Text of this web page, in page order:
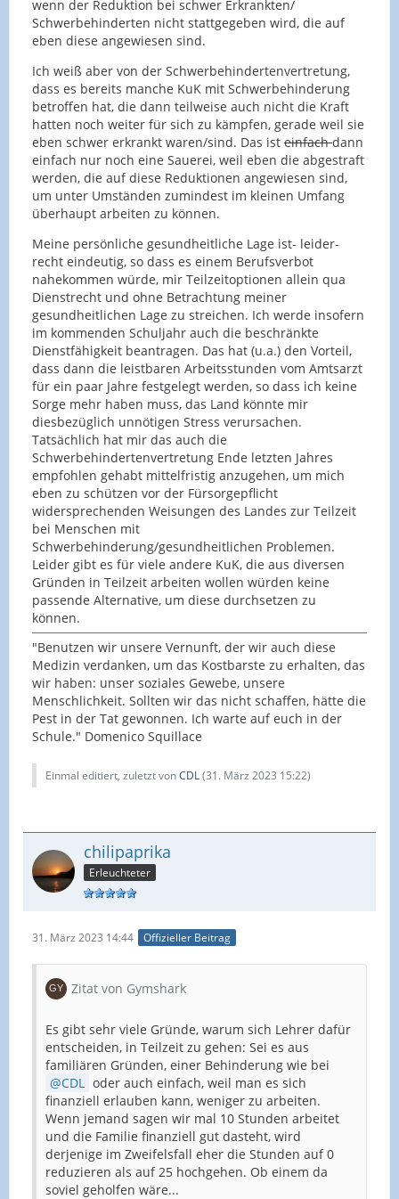
wenn der Reduktion bei schwer Erkrankten/
Schwerbehinderten nicht stattgegeben wird, die auf
eben diese angewiesen sind.
Ich weiß aber von der Schwerbehindertenvertretung,
dass es bereits manche KuK mit Schwerbehinderung
betroffen hat, die dann teilweise auch nicht die Kraft
hatten noch weiter für sich zu kämpfen, gerade weil sie
eben schwer erkrankt waren/sind. Das ist einfachdann
einfach nur noch eine Sauerei, weil eben die abgestraft
werden, die auf diese Reduktionen angewiesen sind,
um unter Umständen zumindest im kleinen Umfang
überhaupt arbeiten zu können.
Meine persönliche gesundheitliche Lage ist- leider-
recht eindeutig, so dass es einem Berufsverbot
nahekommen würde, mir Teilzeitoptionen allein qua
Dienstrecht und ohne Betrachtung meiner
gesundheitlichen Lage zu streichen. Ich werde insofern
im kommenden Schuljahr auch die beschränkte
Dienstfähigkeit beantragen. Das hat (u.a.) den Vorteil,
dass dann die leistbaren Arbeitsstunden vom Amtsarzt
für ein paar Jahre festgelegt werden, so dass ich keine
Sorge mehr haben muss, das Land könnte mir
diesbezüglich unnötigen Stress verursachen.
Tatsächlich hat mir das auch die
Schwerbehindertenvertretung Ende letzten Jahres
empfohlen gehabt mittelfristig anzugehen, um mich
eben zu schützen vor der Fürsorgepflicht
widersprechenden Weisungen des Landes zur Teilzeit
bei Menschen mit
Schwerbehinderung/gesundheitlichen Problemen.
Leider gibt es für viele andere KuK, die aus diversen
Gründen in Teilzeit arbeiten wollen würden keine
passende Alternative, um diese durchsetzen zu
können.
"Benutzen wir unsere Vernunft, der wir auch diese
Medizin verdanken, um das Kostbarste zu erhalten, das
wir haben: unser soziales Gewebe, unsere
Menschlichkeit. Sollten wir das nicht schaffen, hätte die
Pest in der Tat gewonnen. Ich warte auf euch in der
Schule." Domenico Squillace
Einmal editiert, zuletzt vonCDL(31. März 2023 15:22)
chilipaprika
Erleuchteter
31. März 2023 14:44 Offizieller Beitrag
Zitat von Gymshark
Es gibt sehr viele Gründe, warum sich Lehrer dafür
entscheiden, in Teilzeit zu gehen: Sei es aus
familiären Gründen, einer Behinderung wie bei
CDL oder auch einfach, weil man es sich
finanziell erlauben kann, weniger zu arbeiten.
Wenn jemand sagen wir mal 10 Stunden arbeitet
und die Familie finanziell gut dasteht, wird
derjenige im Zweifelsfall eher die Stunden auf 0
reduzieren als auf 25 hochgehen. Ob einem da
soviel geholfen wäre...